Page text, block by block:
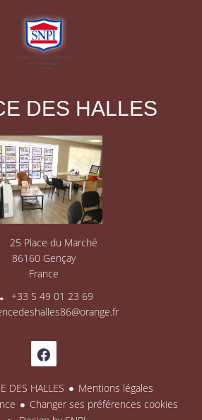
DES HALLES
25 Place du Marché
86160 Gençay
France
+33 5 49 01 23 69
DES HALLES
Mentions légales
Changer ses préférences cookies